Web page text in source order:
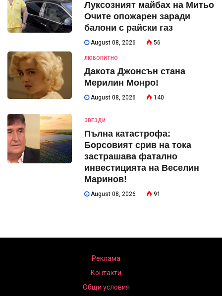
Луксозният майбах на Митьо
Очите опожарен заради
балони с райски газ
August 08, 2026 56
ЛЮБОПИТНО
Дакота Джонсън стана
Мерилин Монро!
August 08, 2026 140
ЗВЕЗДИ
Пълна катастрофа:
Борсовият срив на тока
застрашава фатално
инвестицията на Веселин
Маринов!
August 08, 2026 91
Реклама
Контакти
Общи условия